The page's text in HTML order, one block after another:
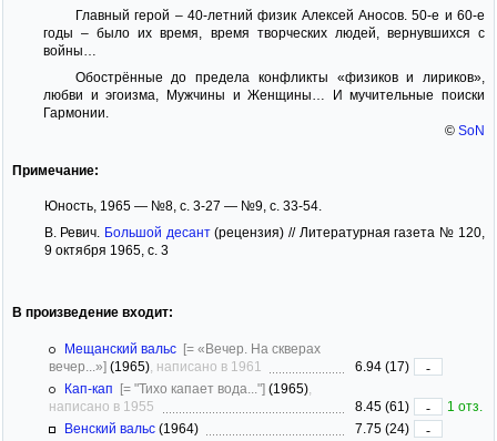
Главный герой – 40-летний физик Алексей Аносов. 50-е и 60-е
годы – было их время, время творческих людей, вернувшихся с
войны…
Обострённые до предела конфликты «физиков и лириков»,
любви и эгоизма, Мужчины и Женщины… И мучительные поиски
Гармонии.
© SoN
Примечание:
Юность, 1965 — №8, с. 3-27 — №9, с. 33-54.
В. Ревич. Большой десант(рецензия) // Литературная газета № 120,
9 октября 1965, с. 3
В произведение входит:
Мещанский вальс [= «Вечер. На скверах
вечер...»] (1965) , написано в 1961 6.94 (17)
-
Кап-кап [= "Тихо капает вода..."] (1965)
написано в 1955
8.45 (61) -
1 отз.
Венский вальс (1964) 7.75 (24) -